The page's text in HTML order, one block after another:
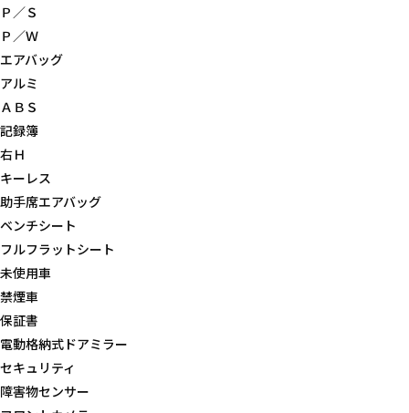
Ｐ／Ｓ
Ｐ／Ｗ
エアバッグ
アルミ
ＡＢＳ
記録簿
右Ｈ
キーレス
助手席エアバッグ
ベンチシート
フルフラットシート
未使用車
禁煙車
保証書
電動格納式ドアミラー
セキュリティ
障害物センサー